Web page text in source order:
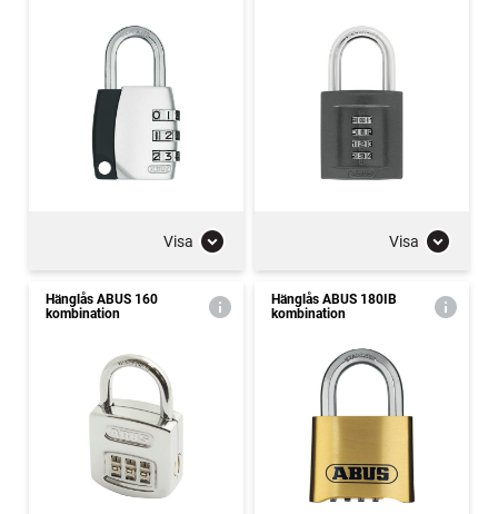
Visa Visa
Hänglås ABUS 160
kombination
Hänglås ABUS 180IB
kombination